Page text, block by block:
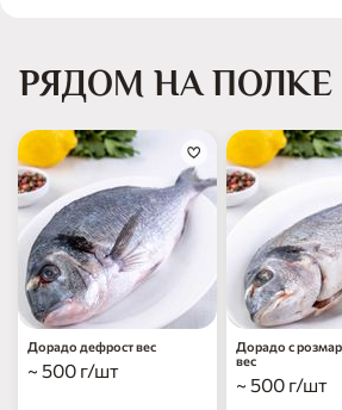
РЯДОМ НА ПОЛКЕ
Дорадо дефрост вес
~ 500 г/шт
Дорадо с
вес
~ 500 г/шт